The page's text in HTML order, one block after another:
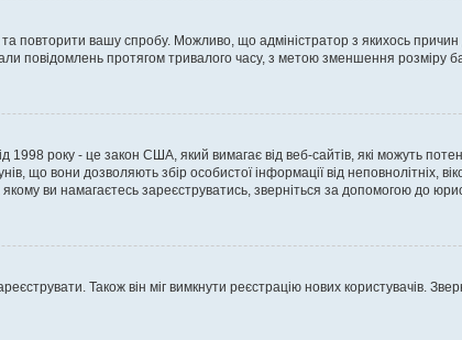
повторити вашу спробу. Можливо, що адміністратор з якихось
повідомлень протягом тривалого часу, з метою зменшення розміру
року - це закон США, який вимагає від веб-сайтів, які можуть
що вони дозволяють збір особистої інформації від неповнолітніх,
ви намагаєтесь зареєструватись, зверніться за допомогою до
Також він міг вимкнути реєстрацію нових користувачів.